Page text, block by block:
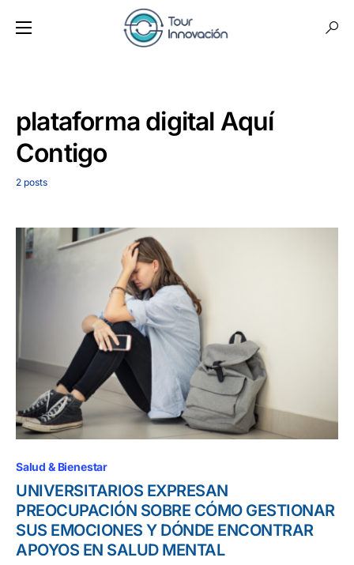
plataforma digital Aquí
Contigo
2 posts
Salud & Bienestar
UNIVERSITARIOS EXPRESAN
PREOCUPACIÓN SOBRE CÓMO GESTIONAR
SUS EMOCIONES Y DÓNDE ENCONTRAR
APOYOS EN SALUD MENTAL